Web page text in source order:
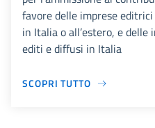
favore delle imprese
in Italia o all’estero, e
editi e diffusi in Italia
SCOPRI TUTTO